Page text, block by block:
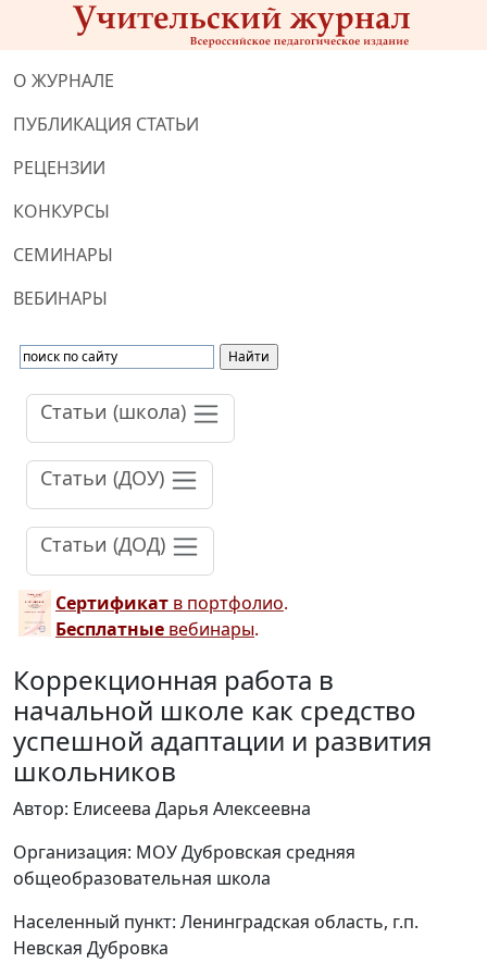
О ЖУРНАЛЕ
ПУБЛИКАЦИЯ СТАТЬИ
РЕЦЕНЗИИ
КОНКУРСЫ
СЕМИНАРЫ
ВЕБИНАРЫ
Статьи (школа)
Статьи (ДОУ)
Статьи (ДОД)
Сертификат в портфолио.
Бесплатные вебинары.
Коррекционная работа в
начальной школе как средство
успешной адаптации и развития
школьников
Автор: Елисеева Дарья Алексеевна
Организация: МОУ Дубровская средняя
общеобразовательная школа
Населенный пункт: Ленинградская область, г.п.
Невская Дубровка